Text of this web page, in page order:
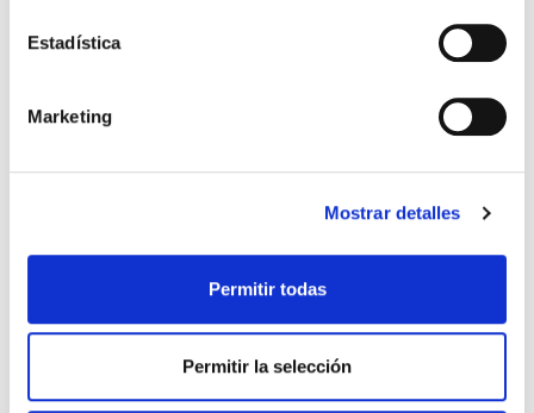
Estadística
Marketing
Mostrar detalles
Permitir todas
Permitir la selección
Telecomunicaciones 19
datos: cómo optimizar la
eficiencia energética sin
comprometer el rendimiento